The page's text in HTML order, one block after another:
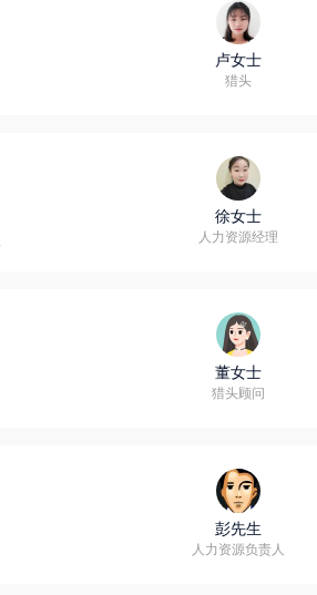
卢女士
猎头
徐女士
人力资源经理
董女士
猎头顾问
彭先生
人力资源负责人